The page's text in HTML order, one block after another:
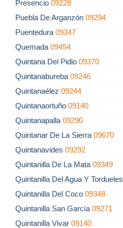
Presencio 09228
Puebla De Arganzón 09294
Puentedura 09347
Quemada 09454
Quintana Del Pidio 09370
Quintanabureba 09246
Quintanaélez 09244
Quintanaortuño 09140
Quintanapalla 09290
Quintanar De La Sierra 09670
Quintanavides 09292
Quintanilla De La Mata 09349
Quintanilla Del Agua Y Tordueles
Quintanilla Del Coco 09348
Quintanilla San García 09271
Quintanilla Vivar 09140